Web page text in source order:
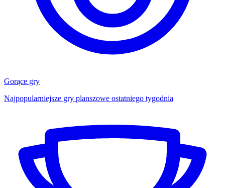
Gorące gry
Najpopularniejsze gry planszowe ostatniego tygodnia